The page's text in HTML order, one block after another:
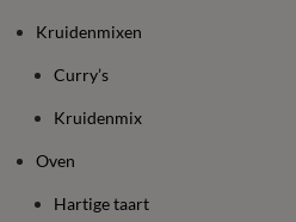
Kruidenmixen
Curry’s
Kruidenmix
Oven
Hartige taart